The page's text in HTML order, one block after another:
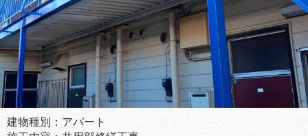
建物種別：アパート